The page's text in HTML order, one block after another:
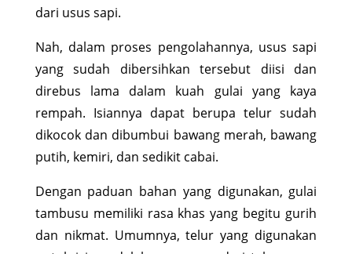
dari usus sapi.
Nah, dalam proses pengolahannya, usus sapi
yang sudah dibersihkan tersebut diisi dan
direbus lama dalam kuah gulai yang kaya
rempah. Isiannya dapat berupa telur sudah
dikocok dan dibumbui bawang merah, bawang
putih, kemiri, dan sedikit cabai.
Dengan paduan bahan yang digunakan, gulai
tambusu memiliki rasa khas yang begitu gurih
dan nikmat. Umumnya, telur yang digunakan